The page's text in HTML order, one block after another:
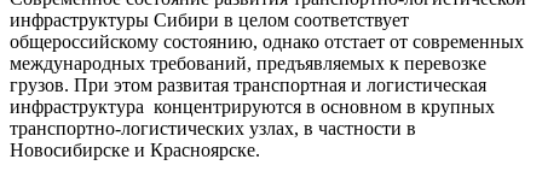
инфраструктуры Сибири в целом соответствует
общероссийскому состоянию, однако отстает от современных
международных требований, предъявляемых к перевозке
грузов. При этом развитая транспортная и логистическая
инфраструктура концентрируются в основном в крупных
транспортно-логистических узлах, в частности в
Новосибирске и Красноярске.